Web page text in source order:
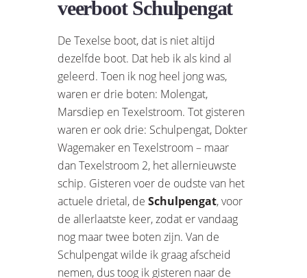
veerboot Schulpengat
De Texelse boot, dat is niet altijd
dezelfde boot. Dat heb ik als kind al
geleerd. Toen ik nog heel jong was,
waren er drie boten: Molengat,
Marsdiep en Texelstroom. Tot gisteren
waren er ook drie: Schulpengat, Dokter
Wagemaker en Texelstroom – maar
dan Texelstroom 2, het allernieuwste
schip. Gisteren voer de oudste van het
actuele drietal, de Schulpengat, voor
de allerlaatste keer, zodat er vandaag
nog maar twee boten zijn. Van de
Schulpengat wilde ik graag afscheid
nemen, dus toog ik gisteren naar de